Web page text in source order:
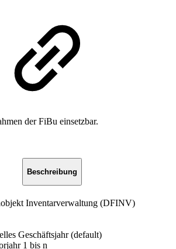
der FiBu einsetzbar.
Beschreibung
Inventarverwaltung (DFINV)
Geschäftsjahr (default)
1 bis n